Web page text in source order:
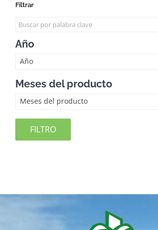
Filtrar
Año
Año
Meses del producto
Meses del producto
FILTRO